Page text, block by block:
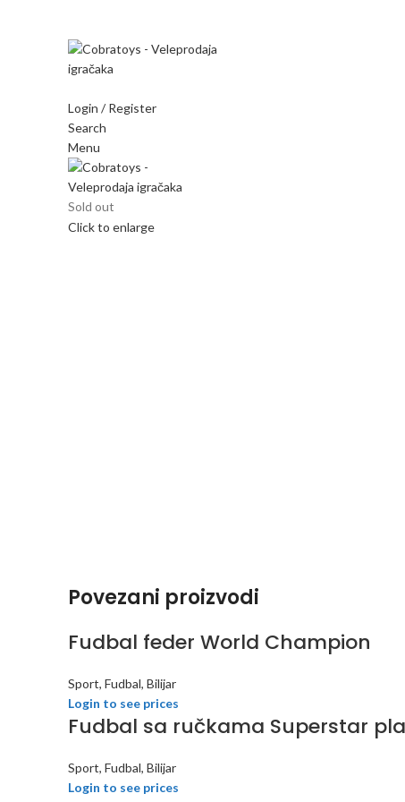
Login / Register
Search
Menu
Sold out
Click to enlarge
Povezani proizvodi
Fudbal feder World Champion
Sport, Fudbal, Bilijar
Login to see prices
Fudbal sa ručkama Superstar
Sport, Fudbal, Bilijar
Login to see prices